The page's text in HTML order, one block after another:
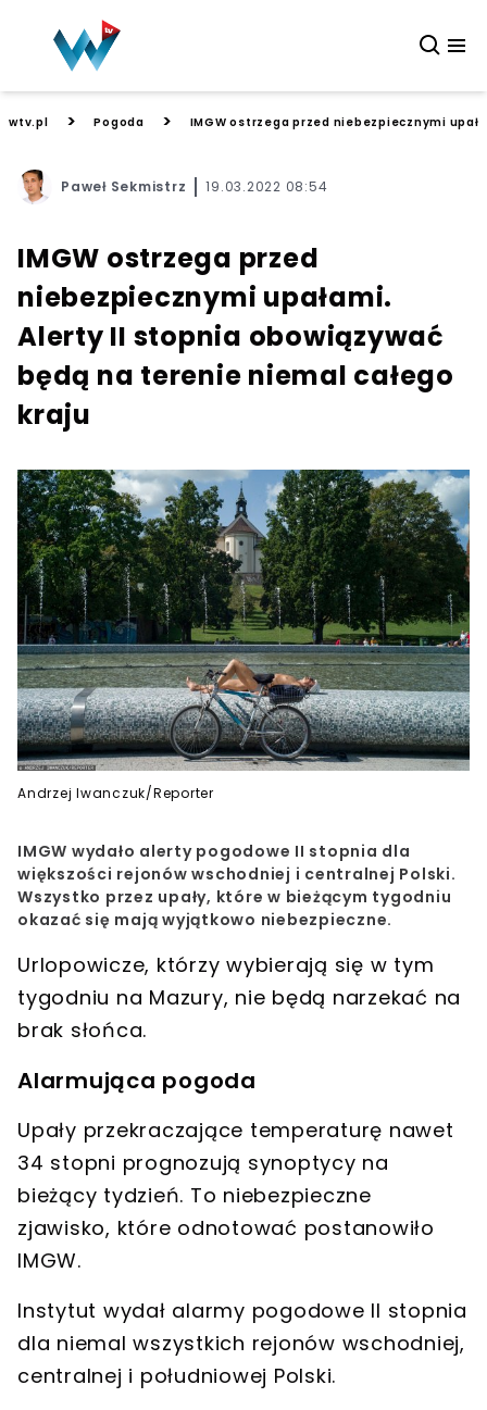
wtv.pl > Pogoda > IMGW ostrzega przed niebezpiecznymi
Paweł Sekmistrz 19.03.2022 08:54
IMGW ostrzega przed
niebezpiecznymi upałami.
Alerty II stopnia obowiązywać
będą na terenie niemal całego
kraju
Andrzej Iwanczuk/Reporter
IMGW wydało alerty pogodowe II stopnia dla
większości rejonów wschodniej i centralnej Polski.
Wszystko przez upały, które w bieżącym tygodniu
okazać się mają wyjątkowo niebezpieczne.
Urlopowicze, którzy wybierają się w tym
tygodniu na Mazury, nie będą narzekać na
brak słońca.
Alarmująca pogoda
Upały przekraczające temperaturę nawet
34 stopni prognozują synoptycy na
bieżący tydzień. To niebezpieczne
zjawisko, które odnotować postanowiło
IMGW.
Instytut wydał alarmy pogodowe II stopnia
dla niemal wszystkich rejonów wschodniej,
centralnej i południowej Polski.